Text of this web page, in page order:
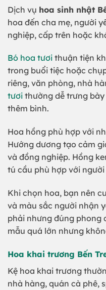
Dịch vụ hoa sinh nhật
hoa đến cha mẹ, người
nghiệp, cấp trên hoặc
Bó hoa tươi thuận tiện
trong buổi tiệc hoặc
riêng, văn phòng, nhà
tươi thường dễ trưng
thêm bình.
Hoa hồng phù hợp với
Hướng dương tạo cảm
và đồng nghiệp. Hồng
tú cầu phù hợp với
Khi chọn hoa, bạn nên
và màu sắc người nhận
phải nhưng đúng phong
mẫu quá lớn nhưng
Hoa khai trương Bến
Kệ hoa khai trương
nhà hàng, quán cà phê,